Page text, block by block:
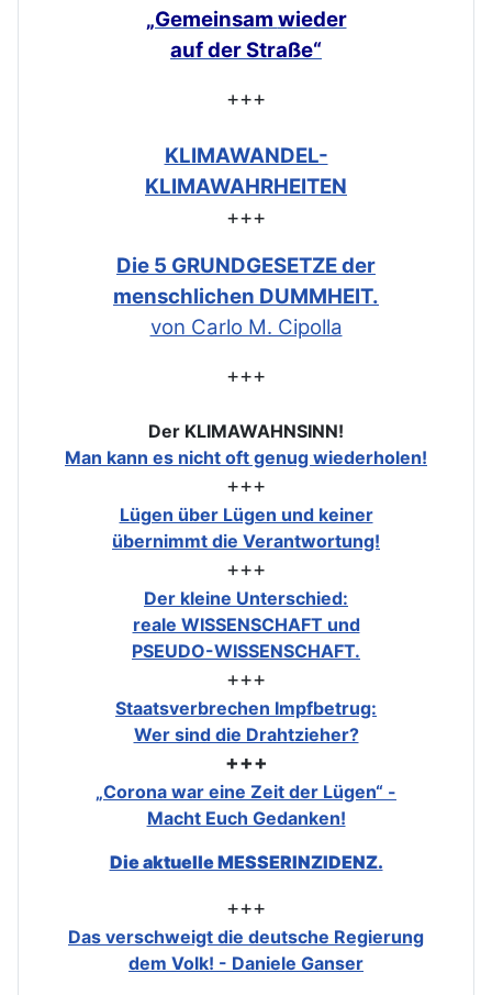
„Gemeinsam wieder
auf der Straße“
+++
KLIMAWANDEL-
KLIMAWAHRHEITEN
+++
Die 5 GRUNDGESETZE der
menschlichen DUMMHEIT.
von Carlo M. Cipolla
+++
Der KLIMAWAHNSINN!
Man kann es nicht oft genug wiederholen!
+++
Lügen über Lügen und keiner
übernimmt die Verantwortung!
+++
Der kleine Unterschied:
reale WISSENSCHAFT und
PSEUDO-WISSENSCHAFT.
+++
Staatsverbrechen Impfbetrug:
Wer sind die Drahtzieher?
+++
„Corona war eine Zeit der Lügen“ -
Macht Euch Gedanken!
Die aktuelle MESSERINZIDENZ.
+++
Das verschweigt die deutsche Regierung
dem Volk! - Daniele Ganser